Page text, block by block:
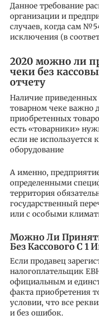
Данное требование
организации и
случаев, когда сам
исключения (в
2020 можно ли
чеки без
отчету
Наличие
товарном чеке важно
приобретенных
есть «товарники»
если не используется
оборудование
А именно,
определенными
территория
государственный
или с особыми
Можно Ли
Без Кассового С 1
Если продавец
налогоплательщик
официальным и
факта приобретения
условии, что все
и без ошибок.